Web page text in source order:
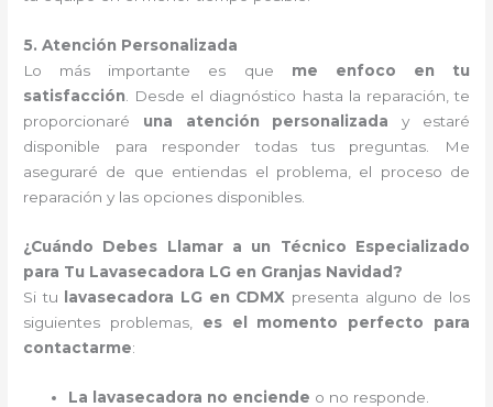
5. Atención Personalizada
Lo más importante es que me enfoco en tu
satisfacción . Desde el diagnóstico hasta la reparación, te
proporcionaré una atención personalizada y estaré
disponible para responder todas tus preguntas. Me
aseguraré de que entiendas el problema, el proceso de
reparación y las opciones disponibles.
¿Cuándo Debes Llamar a un Técnico Especializado
para Tu Lavasecadora LG en Granjas Navidad?
Si tu
lavasecadora LG en CDMX presenta alguno de los
siguientes problemas, es el momento perfecto para
contactarme:
La lavasecadora no enciende o no responde.